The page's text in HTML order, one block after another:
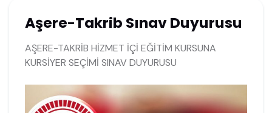
Aşere-Takrib Sınav Duyurusu
AŞERE-TAKRİB HİZMET İÇİ EĞİTİM KURSUNA
KURSİYER SEÇİMİ SINAV DUYURUSU